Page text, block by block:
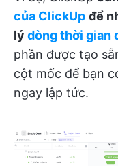
của ClickUp để
lý dòng thời gian
phần được tạo
cột mốc để bạn
ngay lập tức.